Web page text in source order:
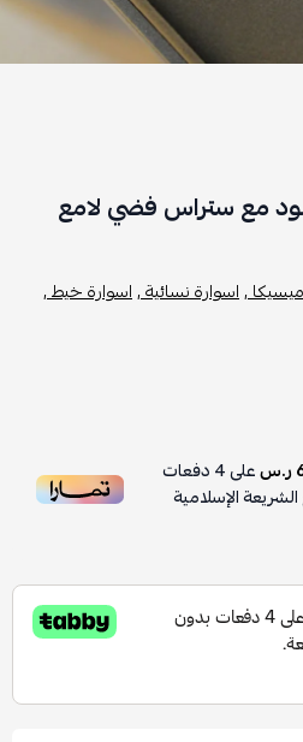
مع ستراس فضي لامع
,اسوارة نسائية ,اسوارة خيط ,
على4دفعات
الإسلامية